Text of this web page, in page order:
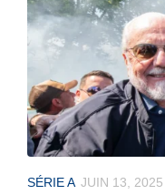
SÉRIE A JUIN 13, 2025